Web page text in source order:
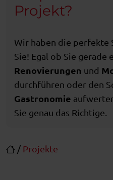
/ Projekte
Projekt?
Wir haben die perfekte
Sie! Egal ob Sie gerade
Renovierungen und
durchführen oder den
Gastronomie
Sie genau das Richtige.